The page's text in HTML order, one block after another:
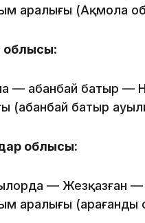
аралығы (Ақмола
облысы:
— Қабанбай батыр
(Қабанбай батыр
облысы:
— Жезқазған —
аралығы